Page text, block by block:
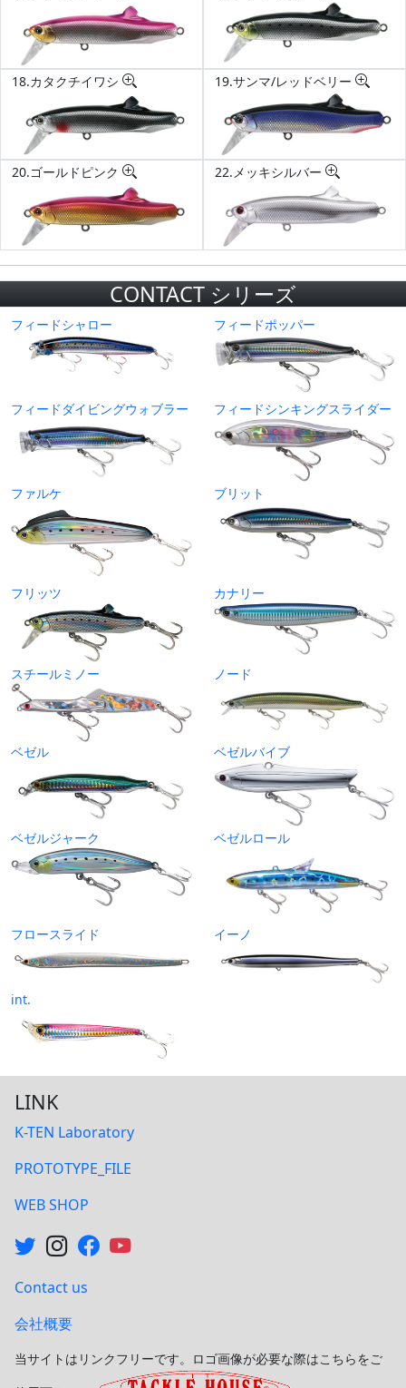
18.カタクチイワシ 19.サンマ/レッドベリー
20.ゴールドピンク 22.メッキシルバー
CONTACT シリーズ
フィードシャロー フィードポッパー
フィードダイビングウォブラー フィードシンキングスライダー
ファルケ ブリット
フリッツ カナリー
スチールミノー ノード
ベゼル ベゼルバイブ
ベゼルジャーク ベゼルロール
フロースライド イーノ
int.
LINK
K-TEN Laboratory
PROTOTYPE_FILE
WEB SHOP
Contact us
会社概要
当サイトはリンクフリーです。ロゴ画像が必要な際はこちらをご